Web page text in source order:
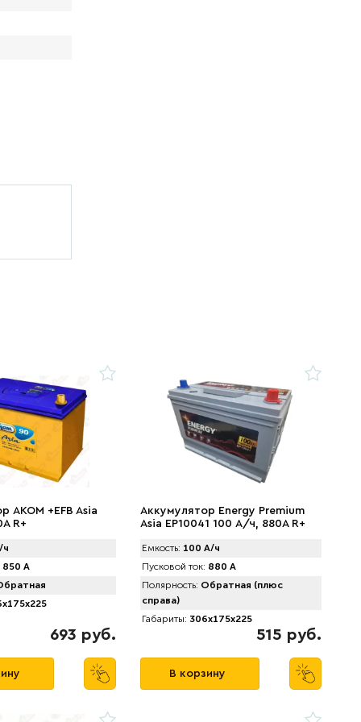
AKOM +EFB Asia
R+
850 А
693 руб.
Аккумулятор Energy Premium
Asia EP10041 100 А/ч, 880A R+
Емкость: 100 А/ч
Пусковой ток: 880 А
Полярность: Обратная (плюс
справа)
Габариты: 306x175x225
515 руб.
В корзину